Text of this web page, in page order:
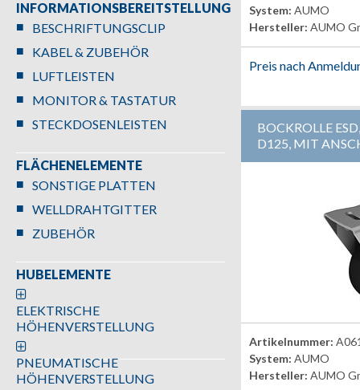
INFORMATIONSBEREITSTELLUNG
BESCHRIFTUNGSCLIP
KABEL & ZUBEHÖR
LUFTLEISTEN
MONITOR & TASTATUR
STECKDOSENLEISTEN
FLÄCHENELEMENTE
SONSTIGE PLATTEN
WELLDRAHTGITTER
ZUBEHÖR
HUBELEMENTE
ELEKTRISCHE
HÖHENVERSTELLUNG
PNEUMATISCHE
HÖHENVERSTELLUNG
System: AUMO
Hersteller: AUMO
Preis nach
BOCKROLLE
D125, MIT
Artikelnummer:
System: AUMO
Hersteller: AUMO